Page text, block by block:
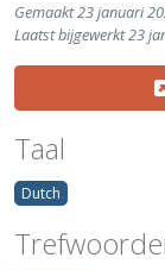
Gemaakt 23 januari
Laatst bijgewerkt 23
Taal
Dutch